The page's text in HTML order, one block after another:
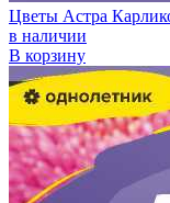
Цветы Астра
в наличии
В корзину